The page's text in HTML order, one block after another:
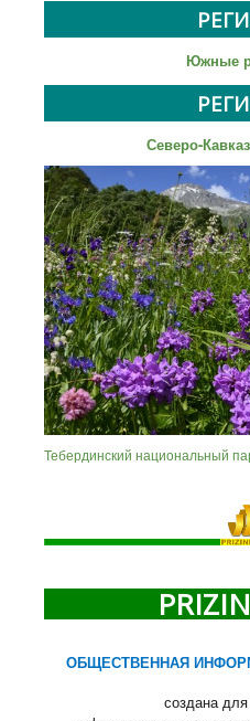
Южные
Северо-
Тебердинский национальный
ОБЩЕСТВЕННАЯ
создана